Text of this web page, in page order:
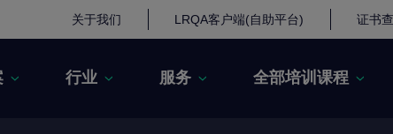
关于我们 LRQA客户端(自助平台) 证书
行业 服务 全部培训课程